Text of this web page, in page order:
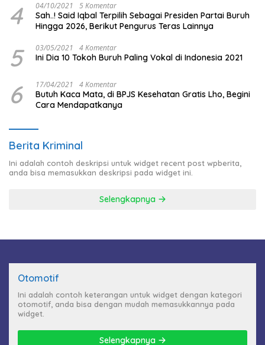
4 04/10/2021 5 Komentar
Sah..! Said Iqbal Terpilih Sebagai Presiden Partai Buruh
Hingga 2026, Berikut Pengurus Teras Lainnya
5 03/05/2021 4 Komentar
Ini Dia 10 Tokoh Buruh Paling Vokal di Indonesia 2021
6 17/04/2021 4 Komentar
Butuh Kaca Mata, di BPJS Kesehatan Gratis Lho, Begini
Cara Mendapatkanya
Berita Kriminal
Ini adalah contoh deskripsi untuk widget recent post wpberita,
anda bisa memasukkan deskripsi pada widget ini.
Selengkapnya
Otomotif
Ini adalah contoh keterangan untuk widget dengan kategori
otomotif, anda bisa dengan mudah memasukkannya pada
widget.
Selengkapnya